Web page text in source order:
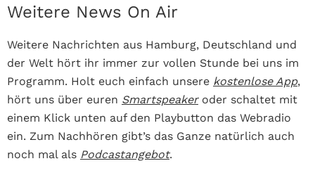
Weitere News On Air
Weitere Nachrichten aus Hamburg, Deutschland und
der Welt hört ihr immer zur vollen Stunde bei uns im
Programm. Holt euch einfach unsere kostenlose App,
hört uns über euren Smartspeakeroder schaltet mit
einem Klick unten auf den Playbutton das Webradio
ein. Zum Nachhören gibt’s das Ganze natürlich auch
noch mal als Podcastangebot.